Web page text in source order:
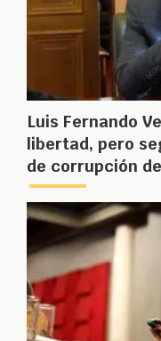
Luis Fernando
libertad, pero
de corrupción de